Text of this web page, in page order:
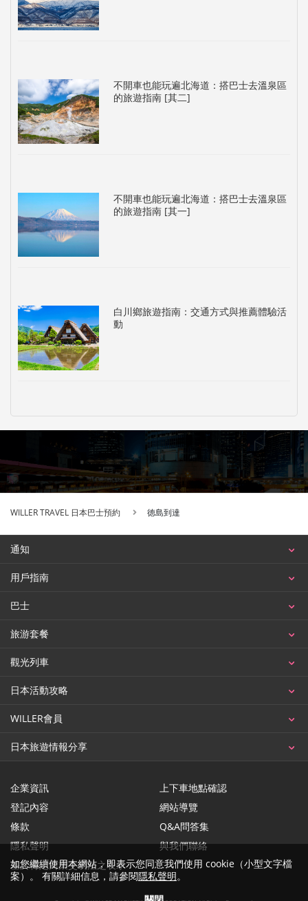
不開車也能玩遍北海道：搭巴士去溫泉區
的旅遊指南 [其二]
不開車也能玩遍北海道：搭巴士去溫泉區
的旅遊指南 [其一]
白川鄉旅遊指南：交通方式與推薦體驗活
動
WILLER TRAVEL 日本巴士預約 徳島到達
通知
用戶指南
巴士
旅游套餐
觀光列車
日本活動攻略
WILLER會員
日本旅遊情報分享
企業資訊
登記內容
條款
隱私聲明
基於特定商業交易法之表示
上下車地點確認
網站導覽
Q&A問答集
與我們聯絡
如您繼續使用本網站，即表示您同意我們使用 cookie（小型文字檔
案）。 有關詳細信息，請參閱隱私聲明。